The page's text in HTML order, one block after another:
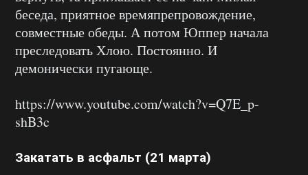
беседа, приятное времяпрепровождение,
совместные обеды. А потом Юппер начала
преследовать Хлою. Постоянно. И
демонически пугающе.
https://www.youtube.com/watch?v=Q7E_p-
shB3c
Закатать в асфальт (21 марта)